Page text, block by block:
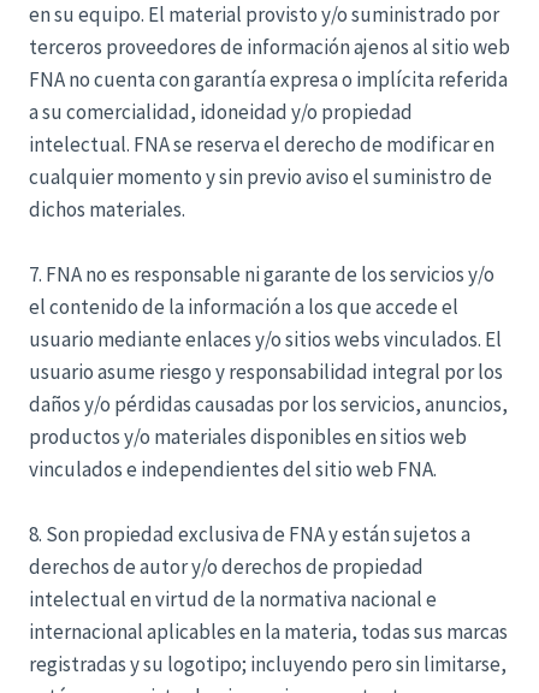
en su equipo. El material provisto y/o suministrado por
terceros proveedores de información ajenos al sitio web
FNA no cuenta con garantía expresa o implícita referida
a su comercialidad, idoneidad y/o propiedad
intelectual. FNA se reserva el derecho de modificar en
cualquier momento y sin previo aviso el suministro de
dichos materiales.
7. FNA no es responsable ni garante de los servicios y/o
el contenido de la información a los que accede el
usuario mediante enlaces y/o sitios webs vinculados. El
usuario asume riesgo y responsabilidad integral por los
daños y/o pérdidas causadas por los servicios, anuncios,
productos y/o materiales disponibles en sitios web
vinculados e independientes del sitio web FNA.
8. Son propiedad exclusiva de FNA y están sujetos a
derechos de autor y/o derechos de propiedad
intelectual en virtud de la normativa nacional e
internacional aplicables en la materia, todas sus marcas
registradas y su logotipo; incluyendo pero sin limitarse,